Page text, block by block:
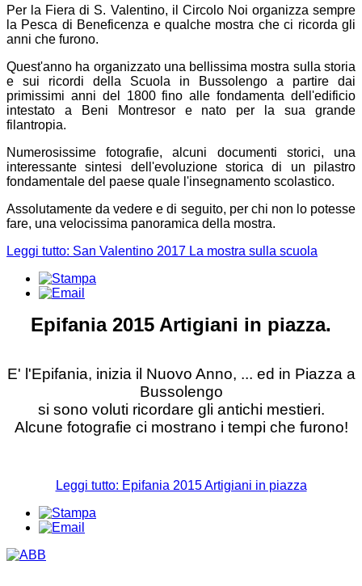
Per la Fiera di S. Valentino, il Circolo Noi organizza sempre
la Pesca di Beneficenza e qualche mostra che ci ricorda gli
anni che furono.
Quest'anno ha organizzato una bellissima mostra sulla storia
e sui ricordi della Scuola in Bussolengo a partire dai
primissimi anni del 1800 fino alle fondamenta dell'edificio
intestato a Beni Montresor e nato per la sua grande
filantropia.
Numerosissime fotografie, alcuni documenti storici, una
interessante sintesi dell'evoluzione storica di un pilastro
fondamentale del paese quale l'insegnamento scolastico.
Assolutamente da vedere e di seguito, per chi non lo potesse
fare, una velocissima panoramica della mostra.
Leggi tutto: San Valentino 2017 La mostra sulla scuola
Epifania 2015 Artigiani in piazza.
E' l'Epifania, inizia il Nuovo Anno, ... ed in Piazza a
Bussolengo
si sono voluti ricordare gli antichi mestieri.
Alcune fotografie ci mostrano i tempi che furono!
Leggi tutto: Epifania 2015 Artigiani in piazza